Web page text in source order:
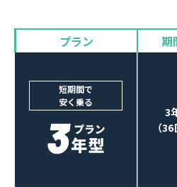
3
オプションも選
プラン 期
短期間で
安く乗る
3
（36